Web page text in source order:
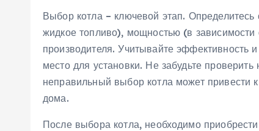
Выбор котла – ключевой этап. Определитесь
жидкое топливо), мощностью (в
производителя. Учитывайте эффективность
место для установки. Не забудьте
неправильный выбор котла может привести
дома.
После выбора котла, необходимо